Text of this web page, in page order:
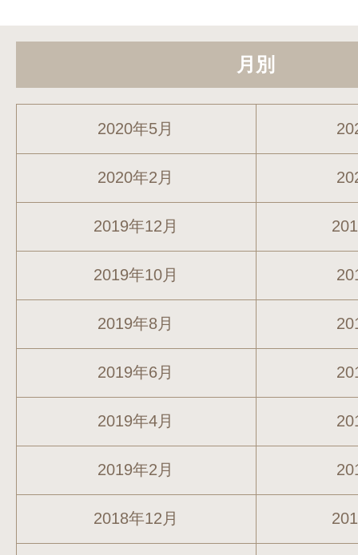
月別
2020年5月
2020年2月
2019年12月
2019年10月
2019年8月
2019年6月
2019年4月
2019年2月
2018年12月